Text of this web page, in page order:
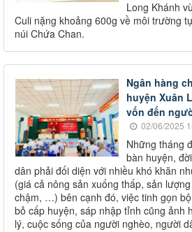
Long Khánh
Culi nặng khoảng 600g về môi trường
núi Chứa Chan.
Ngân hàng
huyện Xuân
vốn đến
02/06/2025
Những tháng
bàn huyện,
dân phải đối diện với nhiều khó khăn
(giá cả nông sản xuống thấp, sản
chậm, …) bên cạnh đó, việc tinh gọn
bỏ cấp huyện, sáp nhập tỉnh cũng ảnh
lý, cuộc sống của người nghèo, người